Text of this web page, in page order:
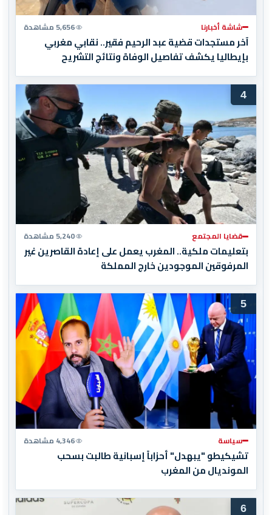
شاشة أخبارنا 5,656 مشاهدة
آخر مستجدات قضية عبد الرحيم فقير.. نقابي مغربي
بإيطاليا يكشف تفاصيل الوفاة ونتائج التشريح
4
قضايا المجتمع 5,240 مشاهدة
بتعليمات ملكية.. المغرب يعمل على إعادة القاصرين غير
المرفوقين الموجودين خارج المملكة
5
سياسة 4,346 مشاهدة
تشيكيطو "يبهدل" أحزاباً إسبانية طالبت بسحب
المونديال من المغرب
6